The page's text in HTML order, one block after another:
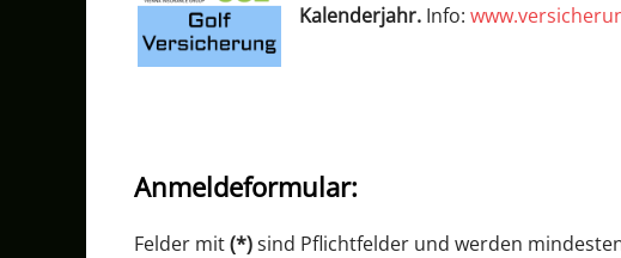
Kalenderjahr. Info:
Anmeldeformular:
Felder mit(*)sind Pflichtfelder und werden